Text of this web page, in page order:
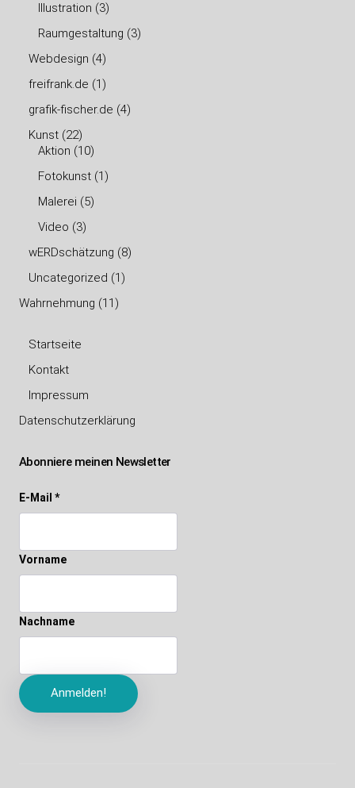
Illustration (3)
Raumgestaltung (3)
Webdesign (4)
freifrank.de (1)
grafik-fischer.de (4)
Kunst (22)
Aktion (10)
Fotokunst (1)
Malerei (5)
Video (3)
wERDschätzung (8)
Uncategorized (1)
Wahrnehmung (11)
Startseite
Kontakt
Impressum
Datenschutzerklärung
Abonniere meinen Newsletter
E-Mail *
Vorname
Nachname